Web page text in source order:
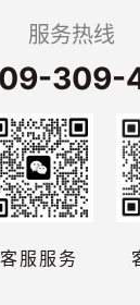
服务热线
309-
客服服务